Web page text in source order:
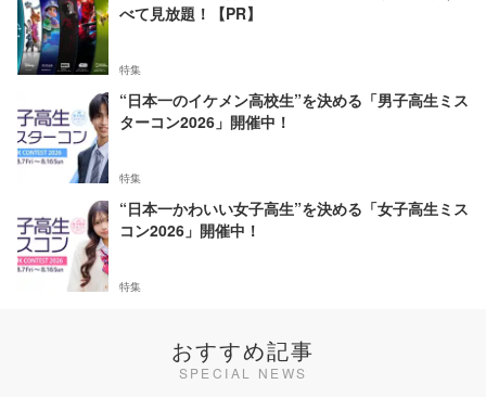
べて見放題！【PR】
特集
“日本一のイケメン高校生”を決める「男子高生ミス
ターコン2026」開催中！
特集
“日本一かわいい女子高生”を決める「女子高生ミス
コン2026」開催中！
特集
おすすめ記事
SPECIAL NEWS